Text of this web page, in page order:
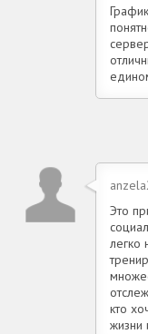
Это
легко
кто
жизни